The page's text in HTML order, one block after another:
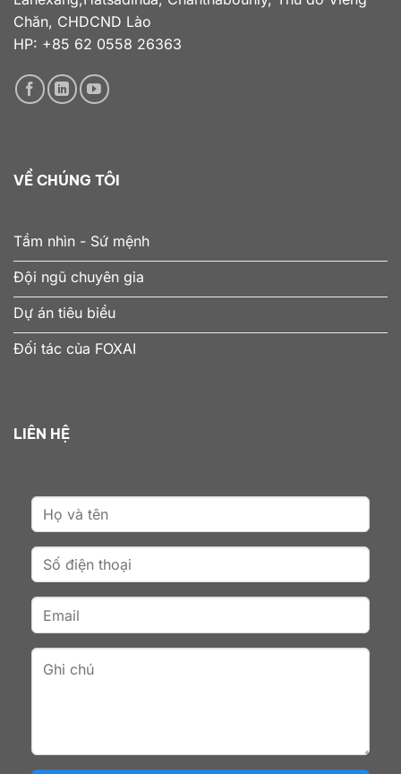
Chăn, CHDCND Lào
HP: +85 62 0558 26363
VỀ CHÚNG TÔI
Tầm nhìn - Sứ mệnh
Đội ngũ chuyên gia
Dự án tiêu biểu
Đối tác của FOXAI
LIÊN HỆ